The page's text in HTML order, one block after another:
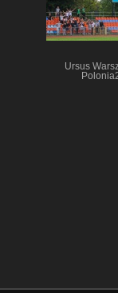
Ursus